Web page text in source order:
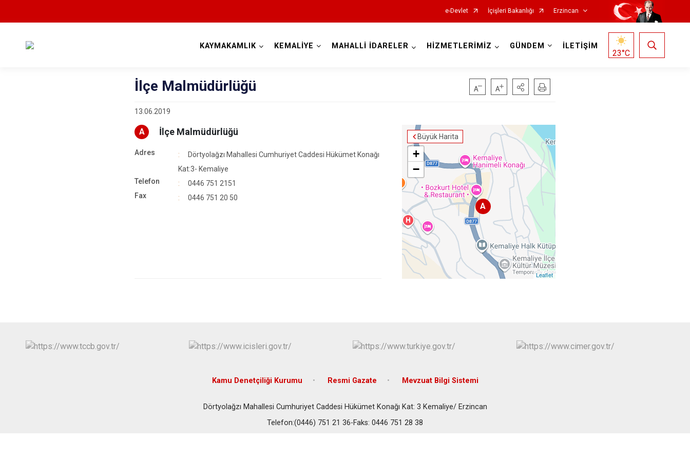
e-Devlet İçişleri Bakanlığı Erzincan
Çayırlı
İliç
Kemah
Kemaliye
Otlukbeli
Refahiye
Tercan
Üzümlü
KAYMAKAMLIK KEMALİYE MAHALLİ İDARELER HİZMETLERİMİZ GÜNDEM İLETİŞİM
23°C
İlçe Malmüdürlüğü
13.06.2019
Büyük Harita
A
+
−
Leaflet
A İlçe Malmüdürlüğü
Adres
Dörtyolağzı Mahallesi Cumhuriyet Caddesi Hükümet Konağı
Kat:3- Kemaliye
Telefon
0446 751 2151
Fax
0446 751 20 50
Kamu Denetçiliği Kurumu Resmi Gazate Mevzuat Bilgi Sistemi
Dörtyolağzı Mahallesi Cumhuriyet Caddesi Hükümet Konağı Kat: 3 Kemaliye/ Erzincan
Telefon:(0446) 751 21 36-Faks: 0446 751 28 38